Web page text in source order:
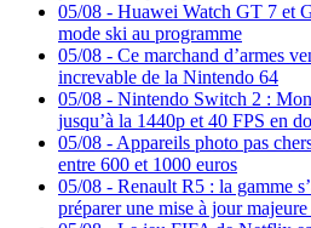
05/08 - Huawei Watch GT 7 et
mode ski au programme
05/08 - Ce marchand d’armes
increvable de la Nintendo 64
05/08 - Nintendo Switch 2 :
jusqu’à la 1440p et 40 FPS en
05/08 - Appareils photo pas
entre 600 et 1000 euros
05/08 - Renault R5 : la gamme
préparer une mise à jour